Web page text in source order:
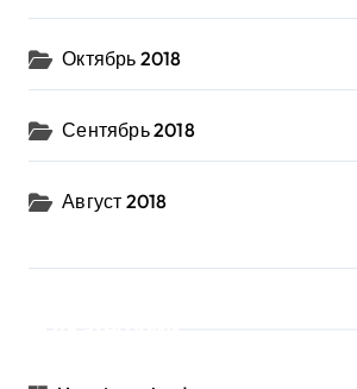
Октябрь 2018
Сентябрь 2018
Август 2018